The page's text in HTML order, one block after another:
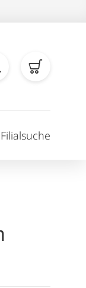
Filialsuche